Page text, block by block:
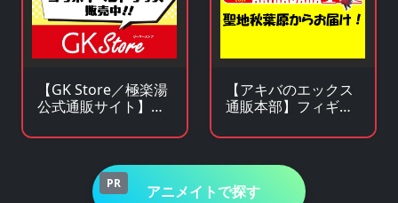
【GK Store／極楽湯
公式通販サイト】ア
コラボグッズ通販
【アキバのエックス
通販本部】フィギュ
ッズがアキバ価格で
PR アニメイトで探す